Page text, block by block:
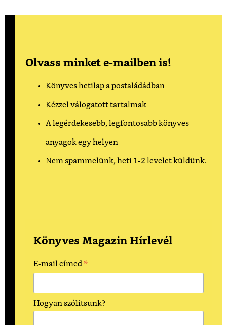
Olvass minket e-mailben is!
Könyves hetilap a postaládádban
Kézzel válogatott tartalmak
A legérdekesebb, legfontosabb könyves
anyagok egy helyen
Nem spammelünk, heti 1-2 levelet küldünk.
Könyves Magazin Hírlevél
E-mail címed *
Hogyan szólítsunk?